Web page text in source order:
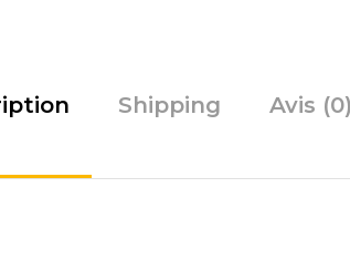
Shipping Avis (0)